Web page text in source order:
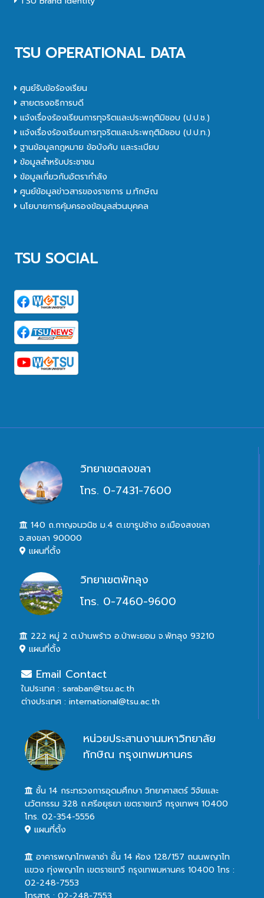
TSU OPERATIONAL DATA
ศูนย์รับข้อร้องเรียน
สายตรงอธิการบดี
แจ้งเรื่องร้องเรียนการทุจริตและประพฤติมิชอบ (ป.ป.ช.)
แจ้งเรื่องร้องเรียนการทุจริตและประพฤติมิชอบ (ป.ป.ท.)
ฐานข้อมูลกฎหมาย ข้อบังคับ และระเบียบ
ข้อมูลสำหรับประชาชน
ข้อมูลเกี่ยวกับอัตรากำลัง
ศูนย์ข้อมูลข่าวสารของราชการ ม.ทักษิณ
นโยบายการคุ้มครองข้อมูลส่วนบุคคล
TSU SOCIAL
วิทยาเขตสงขลา
โทร. 0-7431-7600
140 ถ.กาญจนวนิช ม.4 ต.เขารูปช้าง อ.เมืองสงขลา
จ.สงขลา 90000
แผนที่ตั้ง
วิทยาเขตพัทลุง
โทร. 0-7460-9600
222 หมู่ 2 ต.บ้านพร้าว อ.ป่าพะยอม จ.พัทลุง 93210
แผนที่ตั้ง
Email Contact
ในประเทศ : saraban@tsu.ac.th
ต่างประเทศ : international@tsu.ac.th
หน่วยประสานงานมหาวิทยาลัย
ทักษิณ กรุงเทพมหานคร
ชั้น 14 กระทรวงการอุดมศึกษา วิทยาศาสตร์ วิจัยและ
นวัตกรรม 328 ถ.ศรีอยุธยา เขตราชเทวี กรุงเทพฯ 10400
โทร. 02-354-5556
แผนที่ตั้ง
อาคารพญาไทพลาซ่า ชั้น 14 ห้อง 128/157 ถนนพญาไท
แขวง ทุ่งพญาไท เขตราชเทวี กรุงเทพมหานคร 10400 โทร :
02-248-7553